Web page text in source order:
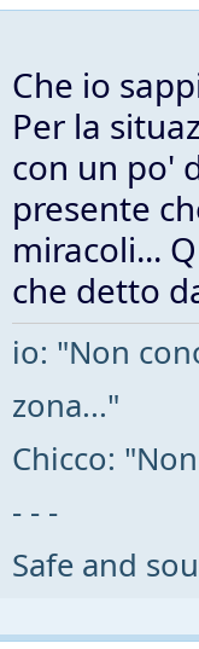
Che io
Per la
con un po'
presente
miracoli...
che detto
io: "Non
zona..."
Chicco:
- - -
Safe and